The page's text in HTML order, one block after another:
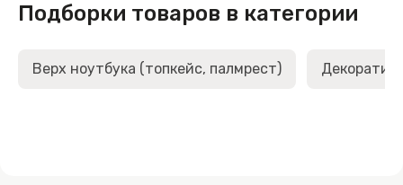
Подборки товаров в категории
Верх ноутбука (топкейс, палмрест)